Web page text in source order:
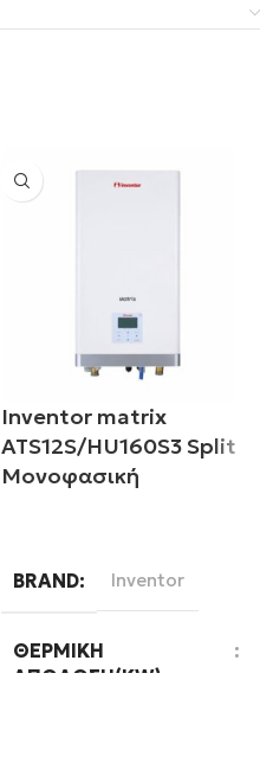
Inventor matrix
ATS12S/HU160S3 Split
Μονοφασική
BRAND Inventor
ΘΕΡΜΙΚΉ
ΑΠΌΔΟΣΗ(KW)